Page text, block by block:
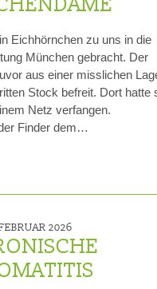
ARBEIT
Eichhörnchen zu uns in die
München gebracht. Der
aus einer misslichen
Stock befreit. Dort hatte
Netz verfangen.
Finder dem…
2026